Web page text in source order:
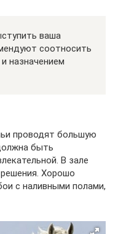
ваша
соотносить
назначением
проводят большую
быть
В зале
Хорошо
с наливными полами,